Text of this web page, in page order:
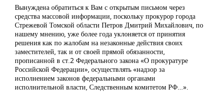
Вынуждена обратиться к Вам с открытым письмом через
средства массовой информации, поскольку прокурор города
Стрежевой Томской области Петров Дмитрий Михайлович, по
нашему мнению, уже более года уклоняется от принятия
решения как по жалобам на незаконные действия своих
заместителей, так и от своей прямой обязанности,
прописанной в ст.2 Федерального закона «О прокуратуре
Российской Федерации», осуществлять «надзор за
исполнением законов федеральными органами
исполнительной власти, Следственным комитетом РФ…».